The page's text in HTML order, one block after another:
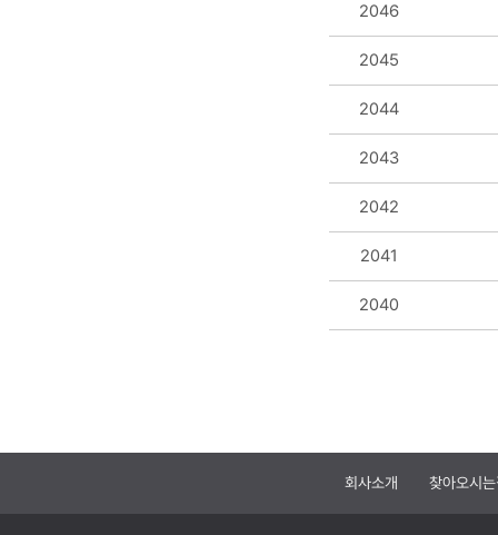
2046
2045
2044
2043
2042
2041
2040
회사소개 찾아오시